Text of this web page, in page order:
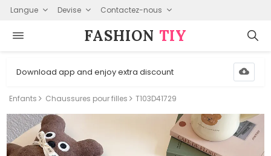
Langue Devise Contactez-nous
FASHION⁠ TIY
Download app and enjoy extra discount
Enfants Chaussures pour filles T103D41729